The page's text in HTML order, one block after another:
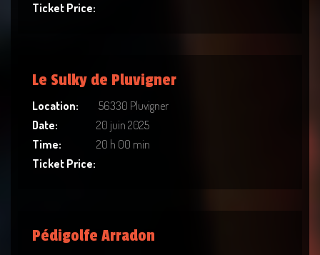
Ticket Price:
Le Sulky de Pluvigner
Location:
56330 Pluvigner
Date:
20 juin 2025
Time:
20 h 00 min
Ticket Price:
Pédigolfe Arradon